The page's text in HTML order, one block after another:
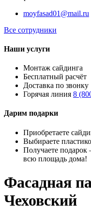
moyfasad01@mail.ru
Все сотрудники
Наши услуги
Монтаж сайдинга
Бесплатный расчёт
Доставка по звонку
Горячая линия 8
Дарим подарки
Приобретаете
Выбираете
Получаете
всю площадь дома!
Фасадная
Чеховский